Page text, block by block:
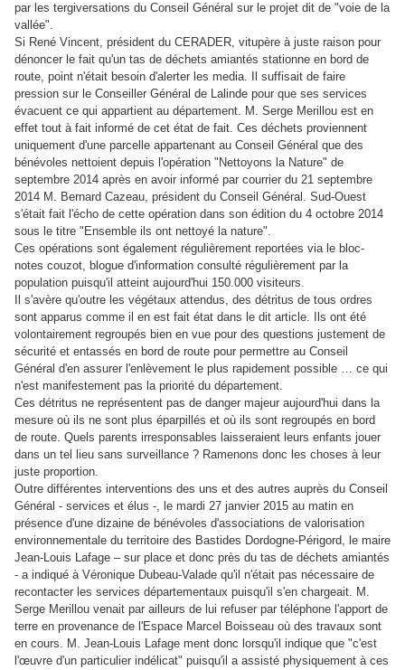
par les tergiversations du Conseil Général sur le projet dit de "voie de la
vallée".
Si René Vincent, président du CERADER, vitupère à juste raison pour
dénoncer le fait qu'un tas de déchets amiantés stationne en bord de
route, point n'était besoin d'alerter les media. Il suffisait de faire
pression sur le Conseiller Général de Lalinde pour que ses services
évacuent ce qui appartient au département. M. Serge Merillou est en
effet tout à fait informé de cet état de fait. Ces déchets proviennent
uniquement d'une parcelle appartenant au Conseil Général que des
bénévoles nettoient depuis l'opération "Nettoyons la Nature" de
septembre 2014 après en avoir informé par courrier du 21 septembre
2014 M. Bernard Cazeau, président du Conseil Général. Sud-Ouest
s'était fait l'écho de cette opération dans son édition du 4 octobre 2014
sous le titre "Ensemble ils ont nettoyé la nature".
Ces opérations sont également régulièrement reportées via le bloc-
notes couzot, blogue d'information consulté régulièrement par la
population puisqu'il atteint aujourd'hui 150.000 visiteurs.
Il s'avère qu'outre les végétaux attendus, des détritus de tous ordres
sont apparus comme il en est fait état dans le dit article. Ils ont été
volontairement regroupés bien en vue pour des questions justement de
sécurité et entassés en bord de route pour permettre au Conseil
Général d'en assurer l'enlèvement le plus rapidement possible … ce qui
n'est manifestement pas la priorité du département.
Ces détritus ne représentent pas de danger majeur aujourd'hui dans la
mesure où ils ne sont plus éparpillés et où ils sont regroupés en bord
de route. Quels parents irresponsables laisseraient leurs enfants jouer
dans un tel lieu sans surveillance ? Ramenons donc les choses à leur
juste proportion.
Outre différentes interventions des uns et des autres auprès du Conseil
Général - services et élus -, le mardi 27 janvier 2015 au matin en
présence d'une dizaine de bénévoles d'associations de valorisation
environnementale du territoire des Bastides Dordogne-Périgord, le maire
Jean-Louis Lafage – sur place et donc près du tas de déchets amiantés
- a indiqué à Véronique Dubeau-Valade qu'il n'était pas nécessaire de
recontacter les services départementaux puisqu'il s'en chargeait. M.
Serge Merillou venait par ailleurs de lui refuser par téléphone l'apport de
terre en provenance de l'Espace Marcel Boisseau où des travaux sont
en cours. M. Jean-Louis Lafage ment donc lorsqu'il indique que "c'est
l'œuvre d'un particulier indélicat" puisqu'il a assisté physiquement à ces